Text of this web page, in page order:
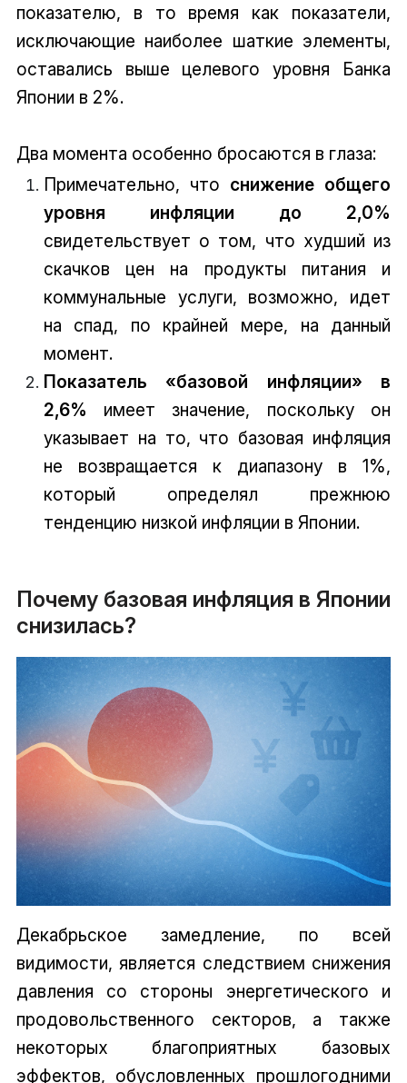
показателю, в то время как показатели,
исключающие наиболее шаткие элементы,
оставались выше целевого уровня Банка
Японии в 2%.
Два момента особенно бросаются в глаза:
Примечательно, что снижение общего
уровня инфляции до 2,0%
свидетельствует о том, что худший из
скачков цен на продукты питания и
коммунальные услуги, возможно, идет
на спад, по крайней мере, на данный
момент.
Показатель «базовой инфляции» в
2,6% имеет значение, поскольку он
указывает на то, что базовая инфляция
не возвращается к диапазону в 1%,
который определял прежнюю
тенденцию низкой инфляции в Японии.
Почему базовая инфляция в Японии
снизилась?
Декабрьское замедление, по всей
видимости, является следствием снижения
давления со стороны энергетического и
продовольственного секторов, а также
некоторых благоприятных базовых
эффектов, обусловленных прошлогодними